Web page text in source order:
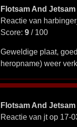
Flotsam And
Reactie van
Score: 9/ 100
Geweldige plaat,
heropname) weer
Flotsam And
Reactie van jt op 17-